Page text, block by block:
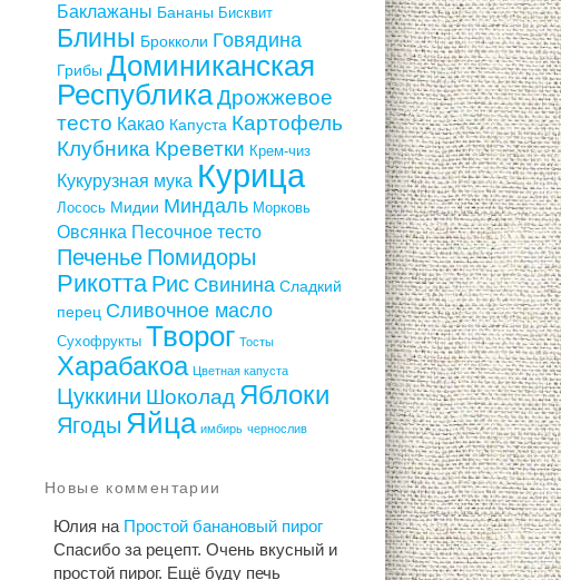
Баклажаны Бананы Бисквит
Блины Брокколи Говядина
Грибы Доминиканская
РеспубликаДрожжевое
тесто Какао Капуста Картофель
Клубника Креветки Крем-чиз
Кукурузная мука Курица
Лосось Мидии Миндаль Морковь
Овсянка Песочное тесто
Печенье Помидоры
Рикотта Рис Свинина Сладкий
перец Сливочное масло
Сухофрукты Творог Тосты
Харабакоа Цветная капуста
Цуккини Шоколад Яблоки
Ягоды Яйца имбирь чернослив
Новые комментарии
Юлия на Простой банановый пирог
Спасибо за рецепт. Очень вкусный и
простой пирог. Ещё буду печь